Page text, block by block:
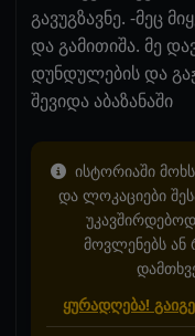
გავუგზავნე. -მეც
და გამითიშა. მე
დუნდულების და
შევიდა აბაზანაში
ისტორიაში
და ლოკაციები
მოვლენებს ან
ყურადღება!